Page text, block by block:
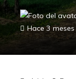
Hace 3 meses